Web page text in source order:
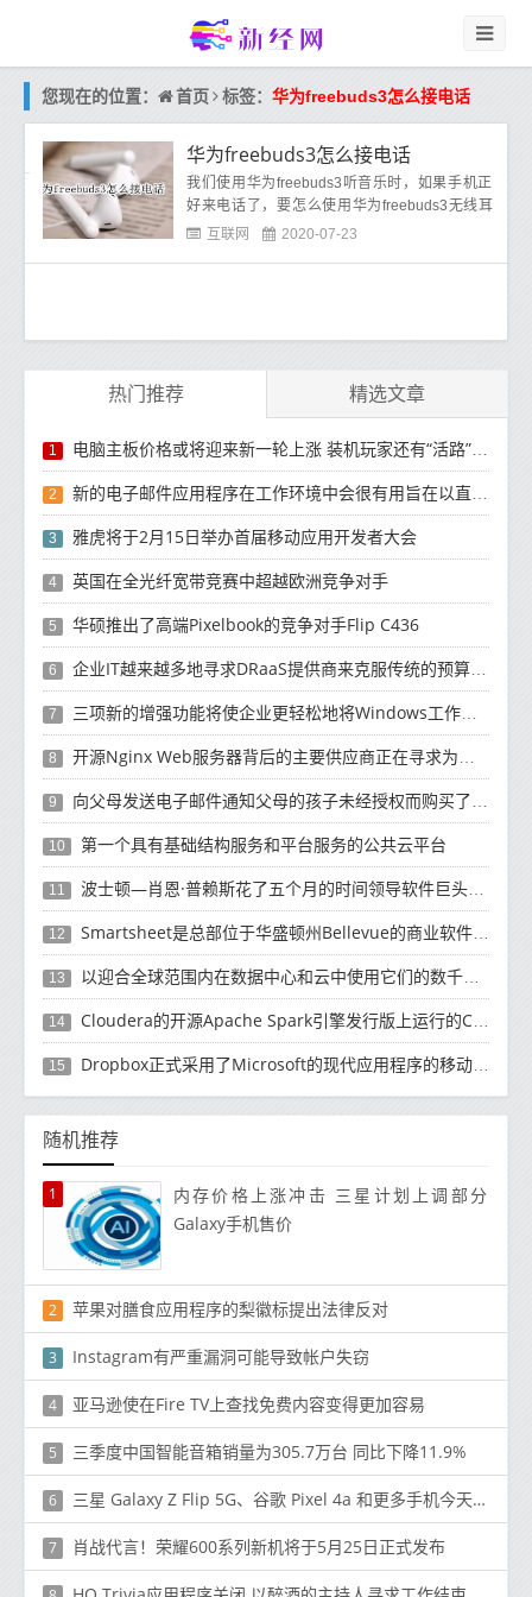
您现在的位置： 首页 标签： 华为freebuds3怎么接电话
华为freebuds3怎么接电话
我们使用华为freebuds3听音乐时，如果手机正
好来电话了，要怎么使用华为freebuds3无线耳
机接电话和挂断电话呢? 华为freebuds3怎么接电
互联网 2020-07-23
热门推荐 精选文章
1 电脑主板价格或将迎来新一轮上涨 装机玩家还有“活路”吗？
2 新的电子邮件应用程序在工作环境中会很有用旨在以直观方式组织电子邮件收件箱的新功能
3 雅虎将于2月15日举办首届移动应用开发者大会
4 英国在全光纤宽带竞赛中超越欧洲竞争对手
5 华硕推出了高端Pixelbook的竞争对手Flip C436
6 企业IT越来越多地寻求DRaaS提供商来克服传统的预算资源和复杂性挑战
7 三项新的增强功能将使企业更轻松地将Windows工作负载迁移到云
8 开源Nginx Web服务器背后的主要供应商正在寻求为未来10年的增长提供资金
9 向父母发送电子邮件通知父母的孩子未经授权而购买了有关如何退款的产品
10 第一个具有基础结构服务和平台服务的公共云平台
11 波士顿—肖恩·普赖斯花了五个月的时间领导软件巨头SAP的云计算工作
12 Smartsheet是总部位于华盛顿州Bellevue的商业软件制造商
13 以迎合全球范围内在数据中心和云中使用它们的数千名客户
14 Cloudera的开源Apache Spark引擎发行版上运行的Cloud Dataflow版本
15 Dropbox正式​​采用了Microsoft的现代应用程序的移动计算方法
随机推荐
1
内存价格上涨冲击 三星计划上调部分
Galaxy手机售价
2 苹果对膳食应用程序的梨徽标提出法律反对
3 Instagram有严重漏洞可能导致帐户失窃
4 亚马逊使在Fire TV上查找免费内容变得更加容易
5 三季度中国智能音箱销量为305.7万台 同比下降11.9%
6 三星 Galaxy Z Flip 5G、谷歌 Pixel 4a 和更多手机今天发售
7 肖战代言！荣耀600系列新机将于5月25日正式发布